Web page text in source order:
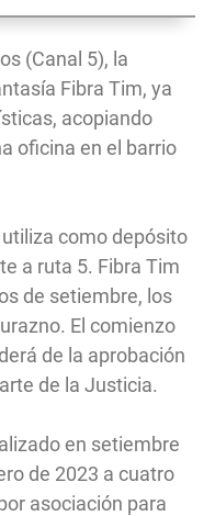
(Canal 5), la
Fibra Tim, ya
acopiando
oficina en el barrio
como depósito
a ruta 5. Fibra Tim
de setiembre, los
El comienzo
de la aprobación
de la Justicia.
en setiembre
de 2023 a cuatro
asociación para